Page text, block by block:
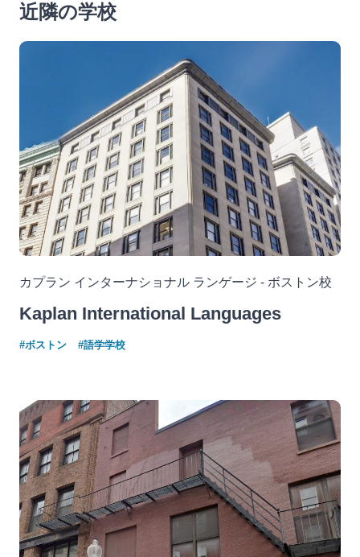
近隣の学校
カプラン インターナショナル ランゲージ - ボストン校
Kaplan International Languages
#ボストン #語学学校